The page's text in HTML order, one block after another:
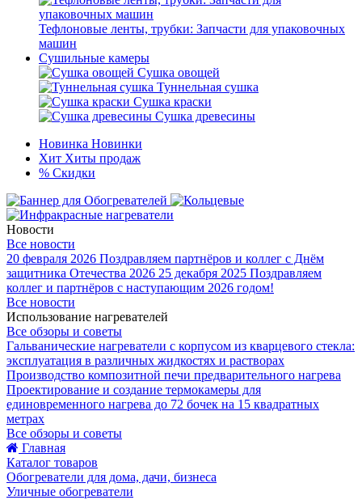
Тефлоновые ленты, трубки: Запчасти для упаковочных
машин
Сушильные камеры
Сушка овощей
Туннельная сушка
Сушка краски
Сушка древесины
Новинка Новинки
Хит Хиты продаж
% Скидки
Новости
Все новости
20 февраля 2026 Поздравляем партнёров и коллег с Днём
защитника Отечества 2026 25 декабря 2025 Поздравляем
коллег и партнёров с наступающим 2026 годом!
Все новости
Использование нагревателей
Все обзоры и советы
Гальванические нагреватели с корпусом из кварцевого стекла:
эксплуатация в различных жидкостях и растворах
Производство композитной печи предварительного нагрева
Проектирование и создание термокамеры для
единовременного нагрева до 72 бочек на 15 квадратных
метрах
Все обзоры и советы
Главная
Каталог товаров
Обогреватели для дома, дачи, бизнеса
Уличные обогреватели